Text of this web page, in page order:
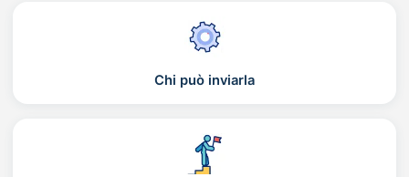
Chi può inviarla